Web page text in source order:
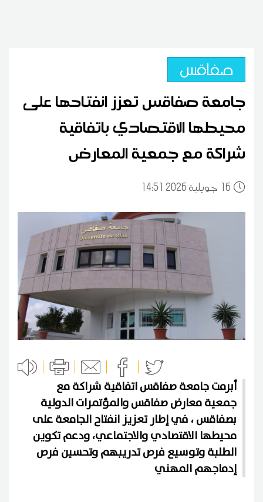
صفاقس
جامعة صفاقس تعزز انفتاحها على
محيطها الاقتصادي باتفاقية
شراكة مع جمعية المعارض
16 14:51 2026 جويلية
أبرمت جامعة صفاقس اتفاقية شراكة مع
جمعية معارض صفاقس والمؤتمرات الدولية
بصفاقس ، في إطار تعزيز انفتاح الجامعة على
محيطها الاقتصادي والاجتماعي، ودعم تكوين
الطلبة وتوسيع فرص تدريبهم وتحسين فرص
إدماجهم المهني